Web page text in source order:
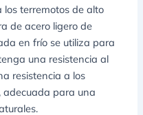
los terremotos de alto
de acero ligero de
en frío se utiliza para
una resistencia al
resistencia a los
adecuada para una